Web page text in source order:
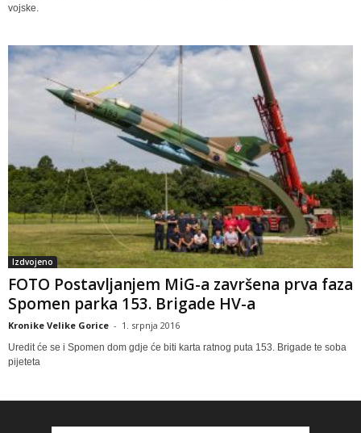
vojske.
Izdvojeno
FOTO Postavljanjem MiG-a završena prva faza
Spomen parka 153. Brigade HV-a
Kronike Velike Gorice - 1. srpnja 2016
Uredit će se i Spomen dom gdje će biti karta ratnog puta 153. Brigade te soba
pijeteta